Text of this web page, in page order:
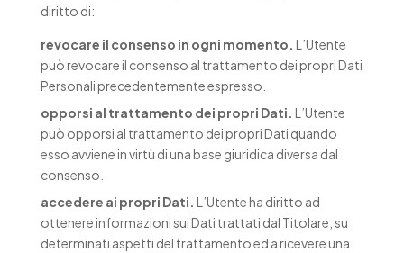
diritto di:
revocare il consenso in ogni momento. L’Utente
può revocare il consenso al trattamento dei propri Dati
Personali precedentemente espresso.
opporsi al trattamento dei propri Dati. L’Utente
può opporsi al trattamento dei propri Dati quando
esso avviene in virtù di una base giuridica diversa dal
consenso.
accedere ai propri Dati. L’Utente ha diritto ad
ottenere informazioni sui Dati trattati dal Titolare, su
determinati aspetti del trattamento ed a ricevere una